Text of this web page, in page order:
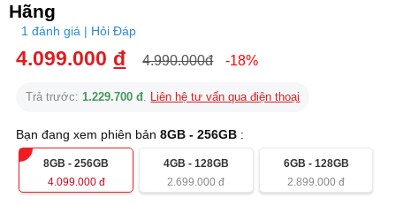
Hãng
1 đánh giá | Hỏi Đáp
4.099.000 đ 4.990.000đ -18%
Trả trước:1.229.700 đ. Liên hệ tư vấn qua điện thoại
Bạn đang xem phiên bản8GB - 256GB :
8GB - 256GB
4.099.000đ
4GB - 128GB
2.699.000 đ
6GB - 128GB
2.899.000 đ